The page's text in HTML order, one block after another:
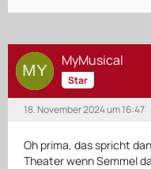
MyMusical
Star
18. November 2024 um 16:47
Oh prima, das spricht
Theater wenn Semmel